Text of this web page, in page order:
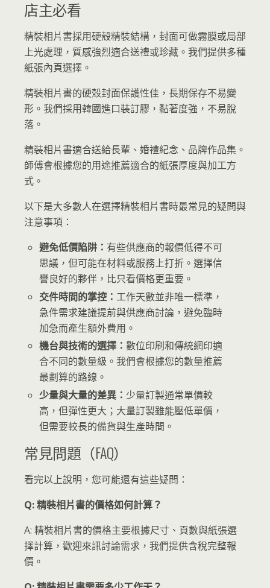
店主必看
精裝相片書採用硬殼精裝結構，封面可做霧膜或局部
上光處理，質感強烈適合送禮或珍藏。我們提供多種
紙張內頁選擇。
精裝相片書的硬殼封面保護性佳，長期保存不易變
形。我們採用韓國進口裝訂膠，黏著度強，不易脫
落。
精裝相片書適合送給長輩、婚禮紀念、品牌作品集。
師傅會根據您的用途推薦適合的紙張厚度與加工方
式。
以下是大多數人在選擇精裝相片書時最常見的疑問與
注意事項：
避免低價陷阱： 有些供應商的報價低得不可
思議，但可能在材料或服務上打折。選擇信
譽良好的夥伴，比只看價格更重要。
交件時間的掌控：工作天數並非唯一標準，
急件需求建議提前與供應商討論，避免臨時
加急而產生額外費用。
機台與技術的選擇：數位印刷和傳統網印適
合不同的數量級。我們會根據您的數量推薦
最劃算的路線。
少量與大量的差異： 少量訂製通常單價較
高，但彈性更大；大量訂製雖能壓低單價，
但需要較長的備貨與生產時間。
常見問題（FAQ）
看完以上說明，您可能還有這些疑問：
Q: 精裝相片書的價格如何計算？
A: 精裝相片書的價格主要根據尺寸、頁數與紙張選
擇計算，歡迎來訊討論需求，我們提供含稅完整報
價。